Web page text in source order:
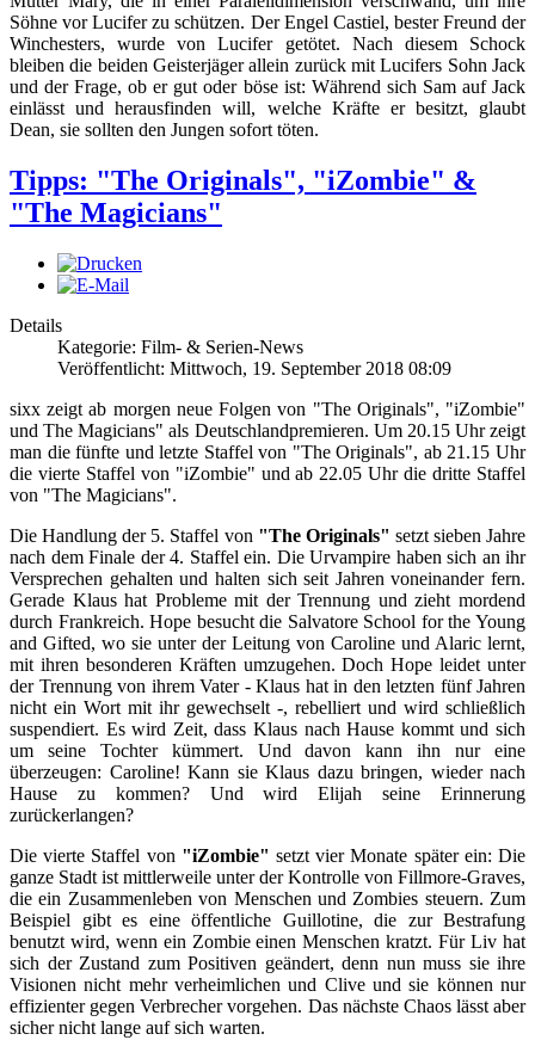
Söhne vor Lucifer zu schützen. Der Engel Castiel, bester Freund der
Winchesters, wurde von Lucifer getötet. Nach diesem Schock
bleiben die beiden Geisterjäger allein zurück mit Lucifers Sohn Jack
und der Frage, ob er gut oder böse ist: Während sich Sam auf Jack
einlässt und herausfinden will, welche Kräfte er besitzt, glaubt
Dean, sie sollten den Jungen sofort töten.
Tipps: "The Originals", "iZombie" &
"The Magicians"
Details
Kategorie: Film- & Serien-News
Veröffentlicht: Mittwoch, 19. September 2018 08:09
sixx zeigt ab morgen neue Folgen von "The Originals", "iZombie"
und The Magicians" als Deutschlandpremieren. Um 20.15 Uhr zeigt
man die fünfte und letzte Staffel von "The Originals", ab 21.15 Uhr
die vierte Staffel von "iZombie" und ab 22.05 Uhr die dritte Staffel
von "The Magicians".
Die Handlung der 5. Staffel von "The Originals" setzt sieben Jahre
nach dem Finale der 4. Staffel ein. Die Urvampire haben sich an ihr
Versprechen gehalten und halten sich seit Jahren voneinander fern.
Gerade Klaus hat Probleme mit der Trennung und zieht mordend
durch Frankreich. Hope besucht die Salvatore School for the Young
and Gifted, wo sie unter der Leitung von Caroline und Alaric lernt,
mit ihren besonderen Kräften umzugehen. Doch Hope leidet unter
der Trennung von ihrem Vater - Klaus hat in den letzten fünf Jahren
nicht ein Wort mit ihr gewechselt -, rebelliert und wird schließlich
suspendiert. Es wird Zeit, dass Klaus nach Hause kommt und sich
um seine Tochter kümmert. Und davon kann ihn nur eine
überzeugen: Caroline! Kann sie Klaus dazu bringen, wieder nach
Hause zu kommen? Und wird Elijah seine Erinnerung
zurückerlangen?
Die vierte Staffel von "iZombie" setzt vier Monate später ein: Die
ganze Stadt ist mittlerweile unter der Kontrolle von Fillmore-Graves,
die ein Zusammenleben von Menschen und Zombies steuern. Zum
Beispiel gibt es eine öffentliche Guillotine, die zur Bestrafung
benutzt wird, wenn ein Zombie einen Menschen kratzt. Für Liv hat
sich der Zustand zum Positiven geändert, denn nun muss sie ihre
Visionen nicht mehr verheimlichen und Clive und sie können nur
effizienter gegen Verbrecher vorgehen. Das nächste Chaos lässt aber
sicher nicht lange auf sich warten.